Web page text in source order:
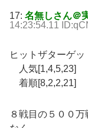
17: 名無しさん＠
14:23:54.11
ヒットザターゲッ
人気[1,4,5,23]
着順[8,2,2,21]
８戦目の５００